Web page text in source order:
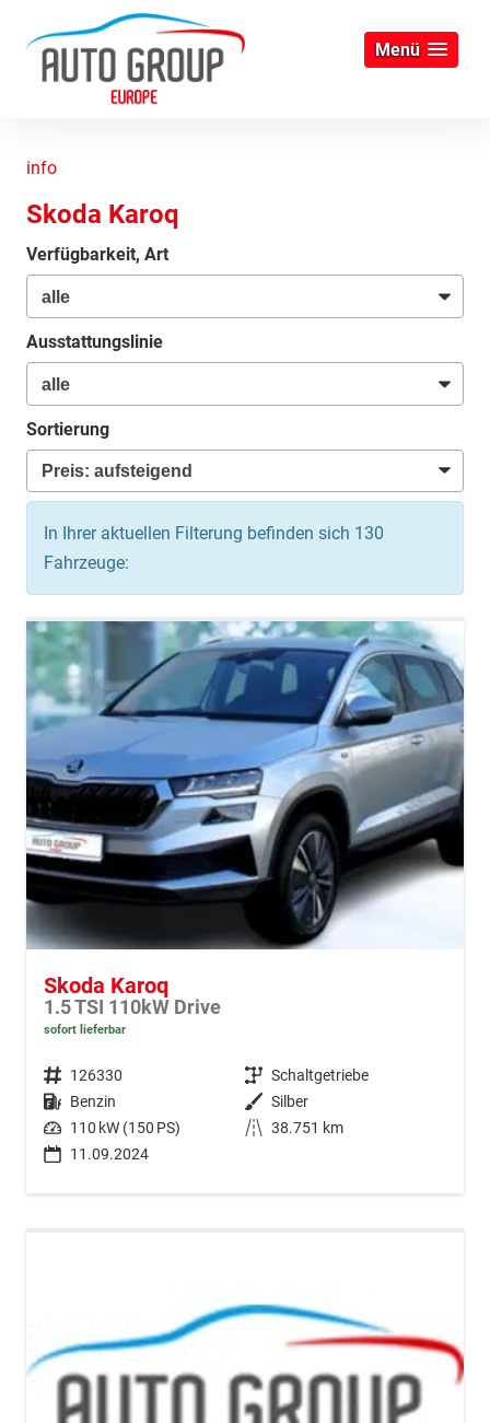
Menü
info
Skoda Karoq
Verfügbarkeit, Art
Ausstattungslinie
Sortierung
In Ihrer aktuellen Filterung befinden sich 130
Fahrzeuge:
Skoda Karoq
1.5 TSI 110kW Drive
sofort lieferbar
Fahrzeugnr. 126330 Getriebe Schaltgetriebe
Kraftstoff Benzin Außenfarbe Silber
Leistung 110 kW (150 PS) Kilometerstand 38.751 km
11.09.2024